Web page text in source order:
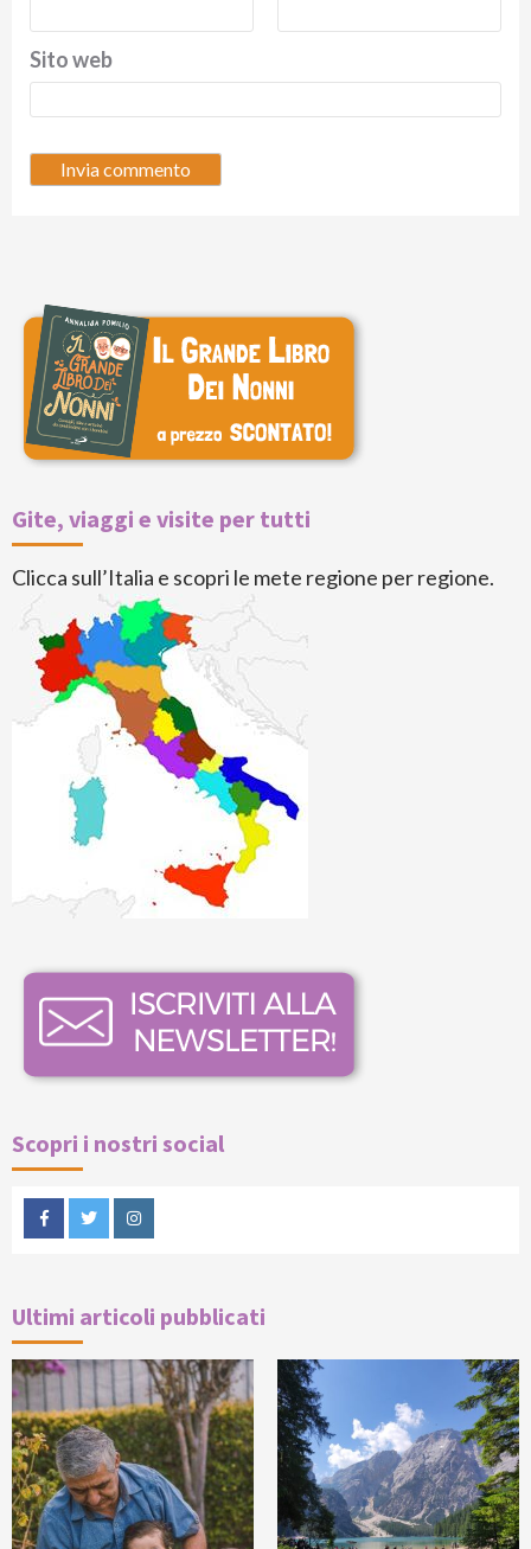
Sito web
Gite, viaggi e visite per tutti
Clicca sull’Italia e scopri le mete regione per regione.
Scopri i nostri social
FacebookTwitterInstagram
Ultimi articoli pubblicati